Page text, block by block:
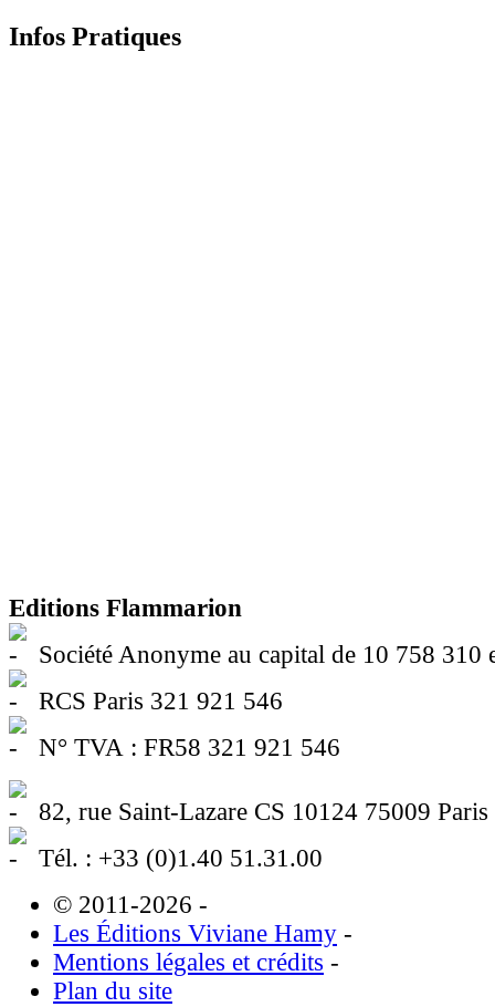
Infos Pratiques
Editions Flammarion
Société Anonyme au capital de 10 758 310
RCS Paris 321 921 546
N° TVA : FR58 321 921 546
82, rue Saint-Lazare CS 10124 75009 Paris
Tél. : +33 (0)1.40 51.31.00
© 2011-2026 -
Les Éditions Viviane Hamy -
Mentions légales et crédits -
Plan du site